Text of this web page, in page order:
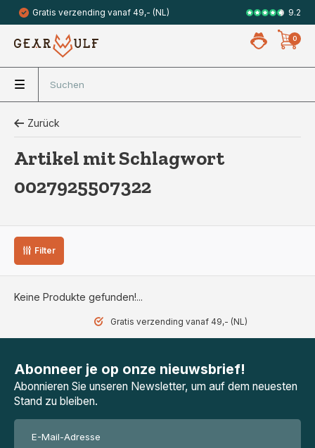
Gratis verzending vanaf 49,- (NL) Veilig met
9.2
0
Zurück
Artikel mit Schlagwort
0027925507322
Filter
Keine Produkte gefunden!...
Gratis verzending vanaf 49,- (NL)
Abonneer je op onze nieuwsbrief!
Abonnieren Sie unseren Newsletter, um auf dem neuesten
Stand zu bleiben.